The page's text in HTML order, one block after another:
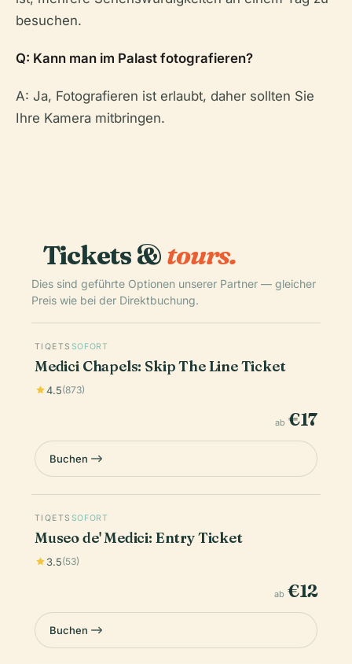
besuchen.
Q: Kann man im Palast fotografieren?
A: Ja, Fotografieren ist erlaubt, daher sollten Sie
Ihre Kamera mitbringen.
Tickets &tours.
Dies sind geführte Optionen unserer Partner — gleicher
Preis wie bei der Direktbuchung.
TIQETS SOFORT
Medici Chapels: Skip The Line Ticket
4.5(873)
ab €17
Buchen
TIQETS SOFORT
Museo de' Medici: Entry Ticket
3.5(53)
ab €12
Buchen